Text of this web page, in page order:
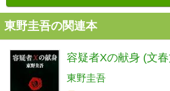
東野圭吾の関連本
容疑者Xの献身 (文
東野圭吾